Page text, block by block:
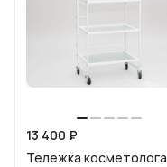
13 400 ₽
Тележка косметолога